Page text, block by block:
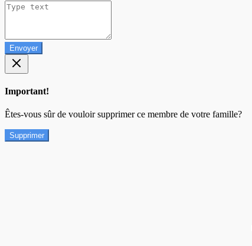
Envoyer
Important!
Êtes-vous sûr de vouloir supprimer ce membre de votre famille?
Supprimer